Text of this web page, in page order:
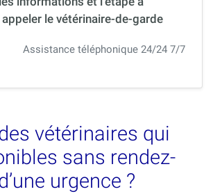
le vétérinaire-de-garde
Assistance téléphonique 24/24 7/7
vétérinaires qui
sans rendez-
urgence ?